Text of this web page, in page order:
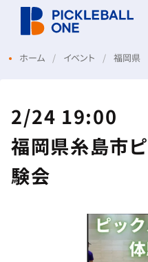
ホーム イベント 福岡県
2/24 19:00
福岡県糸島市
験会